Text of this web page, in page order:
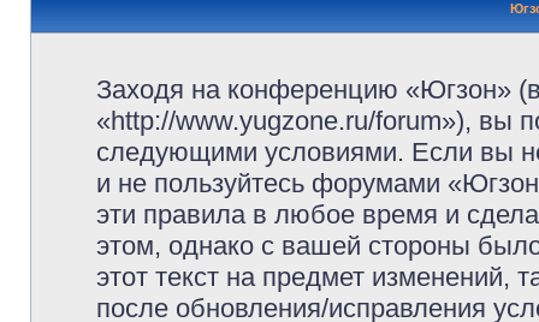
Заходя на конференцию «Югзон»
«http://www.yugzone.ru/forum»), вы
следующими условиями. Если вы
и не пользуйтесь форумами
эти правила в любое время и
этом, однако с вашей стороны
этот текст на предмет изменений,
после обновления/исправления